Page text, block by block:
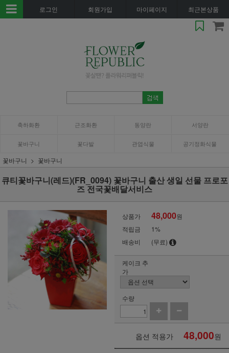
로그인 회원가입 마이페이지 최근본상품
축하화환 근조화환 동양란 서양란
꽃바구니 꽃다발 관엽식물 공기정화식물
꽃바구니 꽃바구니
큐티꽃바구니(레드)(FR_0094) 꽃바구니 출산 생일 선물 프로포
즈 전국꽃배달서비스
상품가 48,000원
적립금
1%
배송비
(무료)
케이크 추
가
수량
옵션 적용가 48,000원